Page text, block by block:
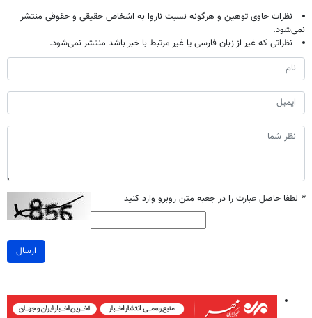
نظرات حاوی توهین و هرگونه نسبت ناروا به اشخاص حقیقی و حقوقی منتشر
نمی‌شود.
نظراتی که غیر از زبان فارسی یا غیر مرتبط با خبر باشد منتشر نمی‌شود.
* لطفا حاصل عبارت را در جعبه متن روبرو وارد کنید
ارسال